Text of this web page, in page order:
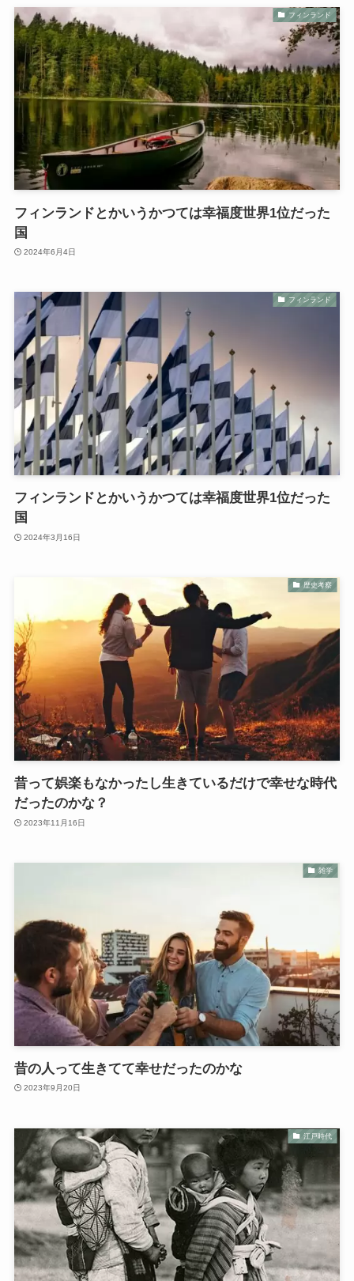
フィンランド
フィンランドとかいうかつては幸福度世界1位だった
国
2024年6月4日
フィンランド
フィンランドとかいうかつては幸福度世界1位だった
国
2024年3月16日
歴史考察
昔って娯楽もなかったし生きているだけで幸せな時代
だったのかな？
2023年11月16日
雑学
昔の人って生きてて幸せだったのかな
2023年9月20日
江戸時代